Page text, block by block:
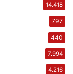
14.418
797
440
7.994
4.216